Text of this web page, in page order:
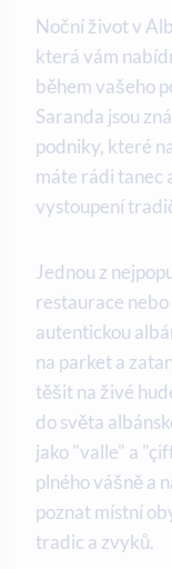
Noční život⁣ v
‍která‍ vám
během vašeho
Saranda jsou
podniky, které
máte rádi tanec⁢
vystoupení
Jednou z
restaurace
⁢autentickou
na parket ⁤a
těšit na živé‌
‍do světa
jako "valle" a
plného vášně a
poznat místní
tradic a zvyků.